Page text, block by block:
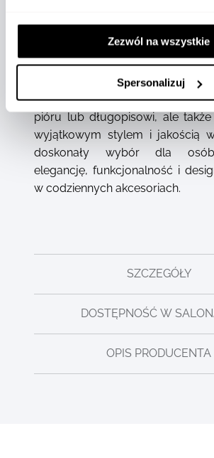
Zezwól na wszystkie
Spersonalizuj
piśmiennego w rozmiarze
Classique lub LeGrand. To
akcesorium doskonale łączy
wygląd z klasycznym
Etui nie tylko zapewnia
pióru lub długopisowi, ale
wyjątkowym stylem i jakością
doskonały wybór dla
elegancję, funkcjonalność i
w codziennych akcesoriach.
SZCZEGÓŁY
DOSTĘPNOŚĆ W
OPIS PRODUCENTA